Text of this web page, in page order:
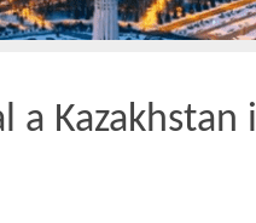
a Kazakhstan i